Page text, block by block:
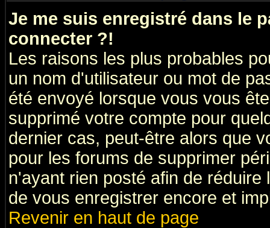
Je me suis enregistré dans le
connecter ?!
Les raisons les plus probables
un nom d'utilisateur ou mot de
été envoyé lorsque vous vous
supprimé votre compte pour
dernier cas, peut-être alors que
pour les forums de supprimer
n'ayant rien posté afin de
de vous enregistrer encore et
Revenir en haut de page